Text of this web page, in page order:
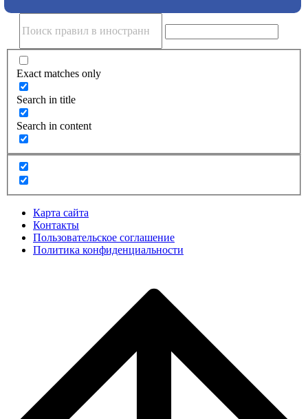
Exact matches only
Search in title
Search in content
Карта сайта
Контакты
Пользовательское соглашение
Политика конфиденциальности